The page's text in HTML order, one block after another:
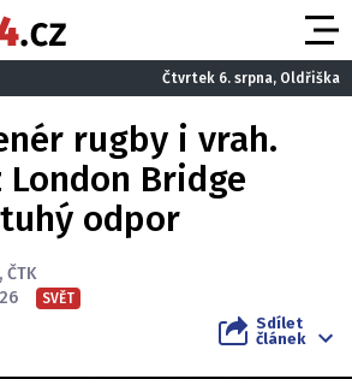
Čtvrtek 6. srpna, Oldřiška
rugby i vrah.
Bridge
odpor
, ČTK
SVĚT
Sdílet
článek